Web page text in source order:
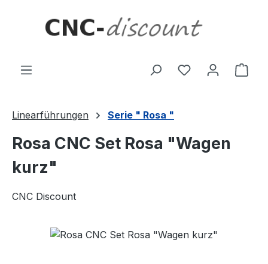
Linearführungen Serie " Rosa "
Rosa CNC Set Rosa "Wagen
kurz"
CNC Discount
Bildergalerie überspringen